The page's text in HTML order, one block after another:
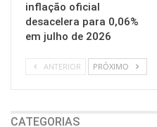
inflação oficial
desacelera para 0,06%
em julho de 2026
ANTERIOR PRÓXIMO
CATEGORIAS